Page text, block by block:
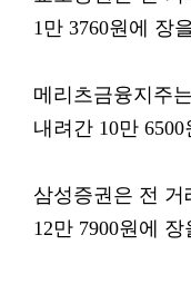
1만 3760원에 장
메리츠금융지주
내려간 10만
삼성증권은 전 거
12만 7900원에